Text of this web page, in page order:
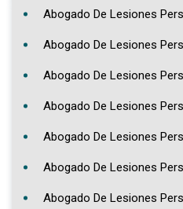
Abogado De Lesiones
Abogado De Lesiones
Abogado De Lesiones
Abogado De Lesiones
Abogado De Lesiones
Abogado De Lesiones
Abogado De Lesiones